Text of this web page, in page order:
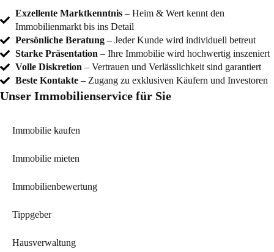
Exzellente Marktkenntnis – Heim & Wert kennt den
Immobilienmarkt bis ins Detail
Persönliche Beratung – Jeder Kunde wird individuell betreut
Starke Präsentation – Ihre Immobilie wird hochwertig inszeniert
Volle Diskretion – Vertrauen und Verlässlichkeit sind garantiert
Beste Kontakte – Zugang zu exklusiven Käufern und Investoren
Unser Immobilienservice für Sie
Immobilie kaufen
Immobilie mieten
Immobilienbewertung
Tippgeber
Hausverwaltung